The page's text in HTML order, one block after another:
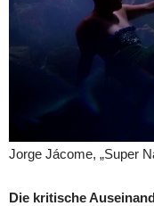
Jorge Jácome, „Super
Die kritische